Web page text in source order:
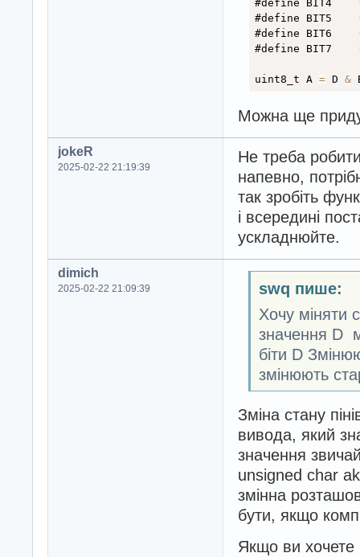
uint8_t A = D &
Можна ще
jokeR
2025-02-22 21:19:39
Не треба
напевно,
так зробіть
і всередині
ускладнюйте.
dimich
2025-02-22 21:09:39
swq пише:
Хочу міняти
значення D
біти D
змінюють
Зміна стану
вивода, який
значення
unsigned char
змінна
бути, якщо
Якщо ви